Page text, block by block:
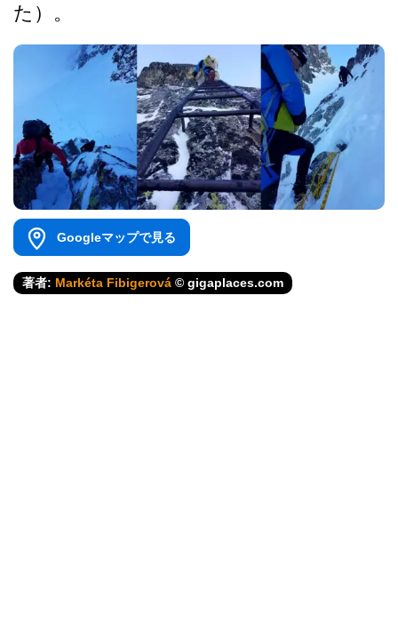
た）。
Googleマップで見る
著者: Markéta Fibigerová © gigaplaces.com